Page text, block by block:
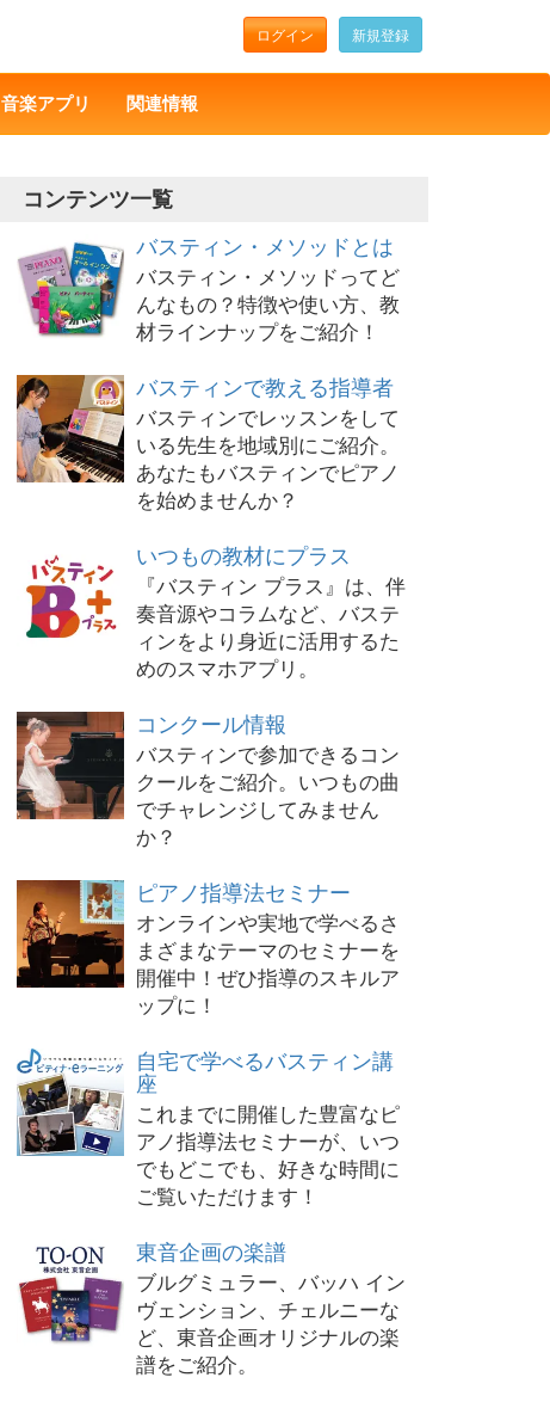
ログイン 新規登録
音楽アプリ 関連情報
コンテンツ一覧
バスティン・メソッドとは
バスティン・メソッドってど
んなもの？特徴や使い方、教
材ラインナップをご紹介！
バスティンで教える指導者
バスティンでレッスンをして
いる先生を地域別にご紹介。
あなたもバスティンでピアノ
を始めませんか？
いつもの教材にプラス
『バスティン プラス』は、伴
奏音源やコラムなど、バステ
ィンをより身近に活用するた
めのスマホアプリ。
コンクール情報
バスティンで参加できるコン
クールをご紹介。いつもの曲
でチャレンジしてみません
か？
ピアノ指導法セミナー
オンラインや実地で学べるさ
まざまなテーマのセミナーを
開催中！ぜひ指導のスキルア
ップに！
自宅で学べるバスティン講
座
これまでに開催した豊富なピ
アノ指導法セミナーが、いつ
でもどこでも、好きな時間に
ご覧いただけます！
東音企画の楽譜
ブルグミュラー、バッハ イン
ヴェンション、チェルニーな
ど、東音企画オリジナルの楽
譜をご紹介。